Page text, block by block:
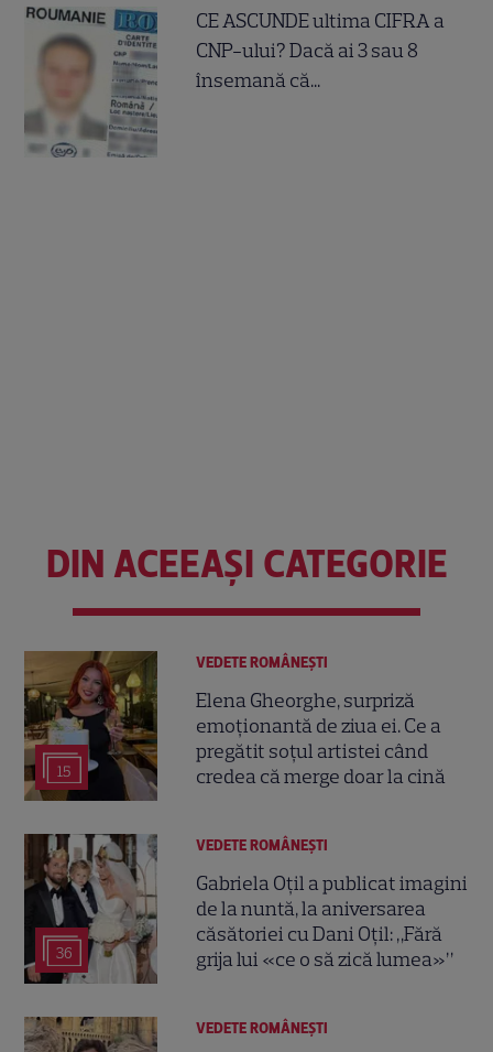
CE ASCUNDE ultima CIFRA a
CNP-ului? Dacă ai 3 sau 8
însemană că...
DIN ACEEAȘI CATEGORIE
15
VEDETE ROMÂNEŞTI
Elena Gheorghe, surpriză
emoționantă de ziua ei. Ce a
pregătit soțul artistei când
credea că merge doar la cină
36
VEDETE ROMÂNEŞTI
Gabriela Oțil a publicat imagini
de la nuntă, la aniversarea
căsătoriei cu Dani Oțil: „Fără
grija lui «ce o să zică lumea»”
VEDETE ROMÂNEŞTI